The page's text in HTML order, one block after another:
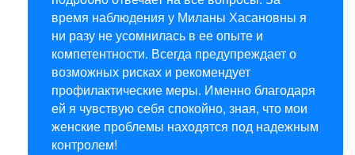
время наблюдения у Миланы Хасановны я
ни разу не усомнилась в ее опыте и
компетентности. Всегда предупреждает о
возможных рисках и рекомендует
профилактические меры. Именно благодаря
ей я чувствую себя спокойно, зная, что мои
женские проблемы находятся под надежным
контролем!